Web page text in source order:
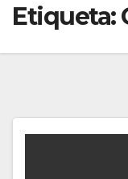
Etiqueta: